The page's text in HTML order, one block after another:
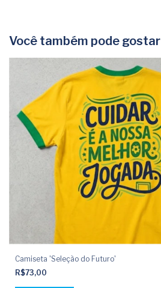
Você também pode gostar
Camiseta 'Seleção do Futuro'
R$73,00